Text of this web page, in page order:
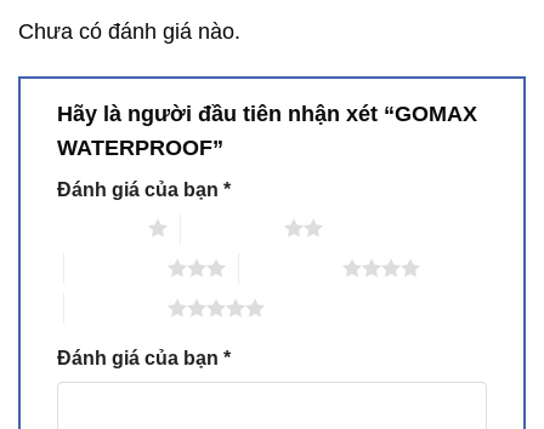
Chưa có đánh giá nào.
Hãy là người đầu tiên nhận xét “GOMAX
WATERPROOF”
Đánh giá của bạn *
Đánh giá của bạn *